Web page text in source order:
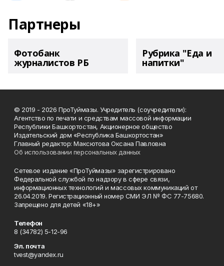
Партнеры
Фотобанк
журналистов РБ
Рубрика "Еда и
напитки"
© 2019 - 2026 ПроТуймазы. Учредитель (соучредители):
Агентство по печати и средствам массовой информации
Республики Башкортостан, Акционерное общество
Издательский дом «Республика Башкортостан»
Главный редактор: Максютова Оксана Павловна
Об использовании персональных данных
Сетевое издание «ПроТуймазы» зарегистрировано
Федеральной службой по надзору в сфере связи,
информационных технологий и массовых коммуникаций от
26.04.2019. Регистрационный номер СМИ ЭЛ № ФС 77-75680.
Запрещено для детей «18+»
Телефон
8 (34782) 5-12-96
Эл. почта
tvest@yandex.ru